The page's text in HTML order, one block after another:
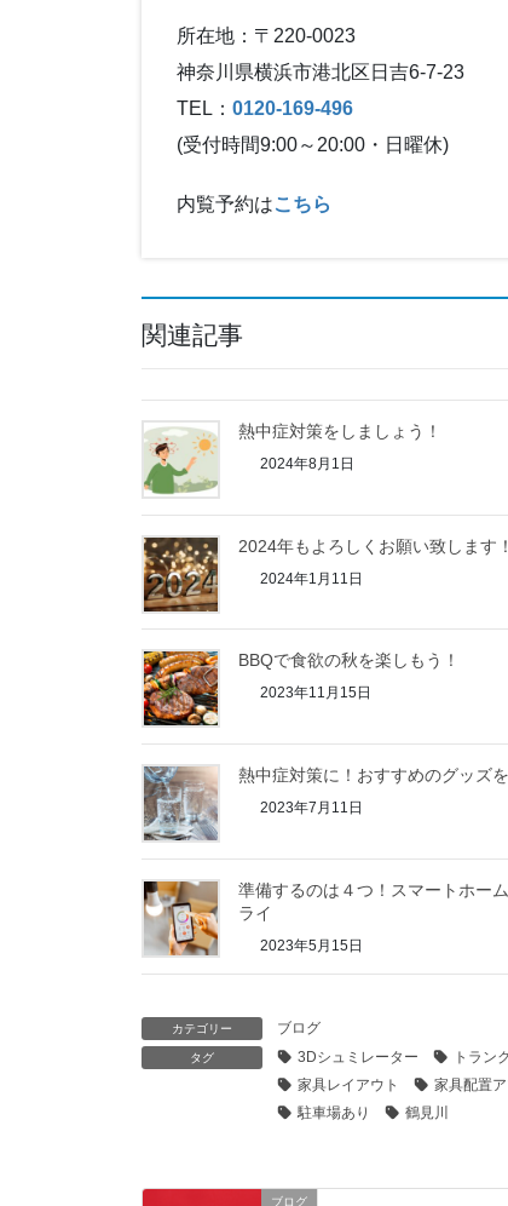
所在地：〒220-0023
神奈川県横浜市港北区日吉6-7-23
TEL： 0120-169-496
(受付時間9:00～20:00・日曜休)
内覧予約はこちら
関連記事
熱中症対策をしましょう！
2024年8月1日
2024年もよろしくお願い致します！
2024年1月11日
BBQで食欲の秋を楽しもう！
2023年11月15日
熱中症対策に！おすすめのグッズ
2023年7月11日
準備するのは４つ！スマートホー
ライ
2023年5月15日
カテゴリー ブログ
タグ 3Dシュミレーター トラン
家具レイアウト
家具配置ア
駐車場あり
鶴見川
ブログ